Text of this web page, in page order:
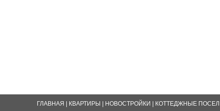
ГЛАВНАЯ КВАРТИРЫ НОВОСТРОЙКИ КОТТЕДЖНЫЕ